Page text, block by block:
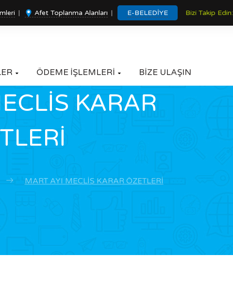
Afet Toplanma Alanları E-BELEDİYE Bizi Takip Edin:
 ÖDEME İŞLEMLERİ  BİZE ULAŞIN
KARAR
MART AYI MECLİS KARAR ÖZETLERİ